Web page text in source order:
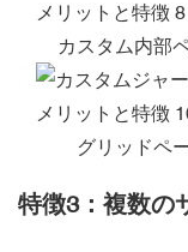
カスタム内部
グリッドペ
特徴3：複数の